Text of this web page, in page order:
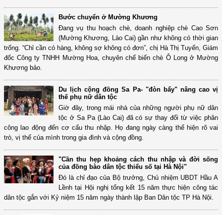
Bước chuyển ở Mường Khương
Đang vụ thu hoạch chè, doanh nghiệp chè Cao Sơn
(Mường Khương, Lào Cai) gần như không có thời gian
trống. “Chỉ cần có hàng, không sợ không có đơn”, chị Hà Thị Tuyến, Giám
đốc Công ty TNHH Mường Hoa, chuyên chế biến chè Ô Long ở Mường
Khương bảo.
Du lịch cộng đồng Sa Pa- "đòn bẩy" nâng cao vị
thế phụ nữ dân tộc
Giờ đây, trong mái nhà của những người phụ nữ dân
tộc ở Sa Pa (Lào Cai) đã có sự thay đổi từ việc phân
công lao động đến cơ cấu thu nhập. Họ đang ngày càng thể hiện rõ vai
trò, vị thế của mình trong gia đình và cộng đồng.
"Cần thu hẹp khoảng cách thu nhập và đời sống
của đồng bào dân tộc thiểu số tại Hà Nội"
Đó là chỉ đạo của Bộ trưởng, Chủ nhiệm UBDT Hầu A
Lềnh tại Hội nghị tổng kết 15 năm thực hiện công tác
dân tộc gắn với Kỷ niệm 15 năm ngày thành lập Ban Dân tộc TP Hà Nội.